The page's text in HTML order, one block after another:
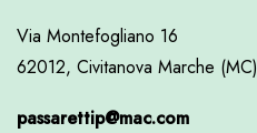
Via Montefogliano 16
62012, Civitanova Marche (MC)
passarettip@mac.com